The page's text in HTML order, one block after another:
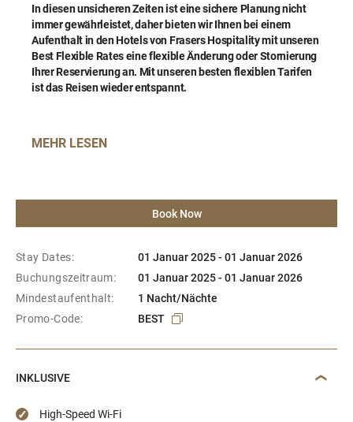
In diesen unsicheren Zeiten ist eine sichere Planung nicht
immer gewährleistet, daher bieten wir Ihnen bei einem
Aufenthalt in den Hotels von Frasers Hospitality mit unseren
Best Flexible Rates eine flexible Änderung oder Stornierung
Ihrer Reservierung an. Mit unseren besten flexiblen Tarifen
ist das Reisen wieder entspannt.
MEHR LESEN
Book Now
Stay Dates:
01 Januar 2025 - 01 Januar 2026
Buchungszeitraum:
01 Januar 2025 - 01 Januar 2026
Mindestaufenthalt:
1 Nacht/Nächte
Promo-Code:
BEST
INKLUSIVE
High-Speed Wi-Fi